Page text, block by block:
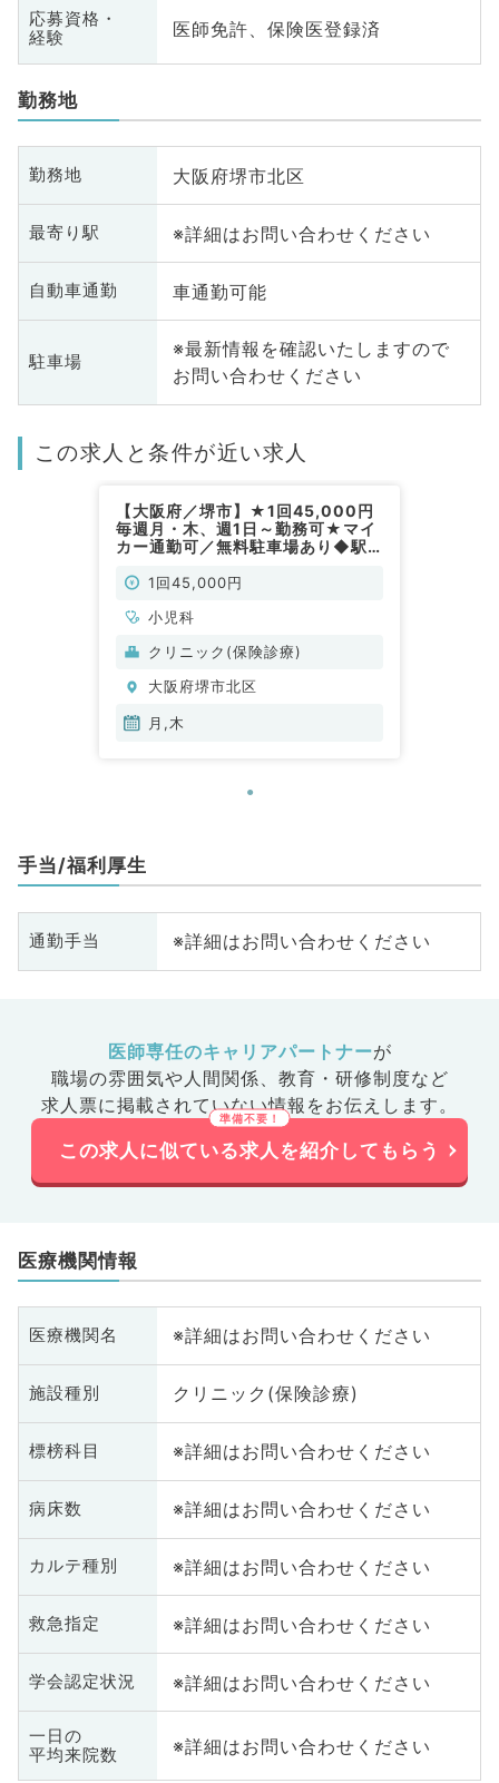
応募資格・
経験
医師免許、保険医登録済
勤務地
勤務地 大阪府堺市北区
最寄り駅 ※詳細はお問い合わせください
自動車通勤 車通勤可能
駐車場
※最新情報を確認いたしますので
お問い合わせください
この求人と条件が近い求人
【大阪府／堺市】★1回45,000円
毎週月・木、週1日～勤務可★マイ
カー通勤可／無料駐車場あり◆駅
（小児科／非常勤）
1回45,000円
小児科
クリニック(保険診療)
大阪府堺市北区
月,木
手当/福利厚生
通勤手当 ※詳細はお問い合わせください
医師専任のキャリアパートナーが
職場の雰囲気や人間関係、 教育・研修制度など
求人票に掲載されていない情報をお伝えします。
この求人に似ている求人を紹介してもらう
医療機関情報
医療機関名 ※詳細はお問い合わせください
施設種別 クリニック(保険診療)
標榜科目 ※詳細はお問い合わせください
病床数 ※詳細はお問い合わせください
カルテ種別 ※詳細はお問い合わせください
救急指定 ※詳細はお問い合わせください
学会認定状況 ※詳細はお問い合わせください
一日の
平均来院数
※詳細はお問い合わせください